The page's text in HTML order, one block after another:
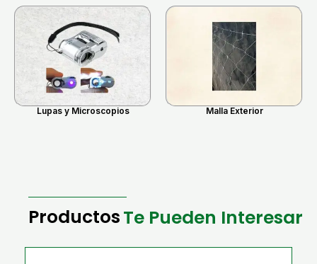
Lupas y Microscopios Malla Exterior
ProductosTe Pueden Interesar